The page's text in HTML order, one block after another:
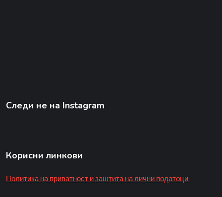
Следи не на Instagram
Корисни линкови
Политика на приватност и заштита на лични податоци